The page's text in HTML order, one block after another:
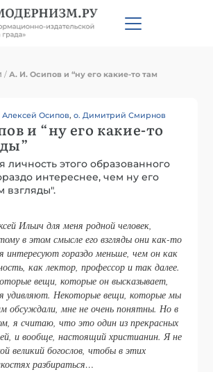
/А. И. Осипов и “ну его какие-то там
Алексей Осипов,о. Димитрий Смирнов
и “ну его какие-то
личность этого образованного
интереснее, чем ну его
взгляды".
Ильич для меня родной человек,
в этом смысле его взгляды они как-то
интересуют гораздо меньше, чем он как
как лектор, профессор и так далее.
вещи, которые он высказывает,
удивляют. Некоторые вещи, которые мы
обсуждали, мне не очень понятны. Но в
я считаю, что это один из прекрасных
и вообще, настоящий христианин. Я не
великий богослов, чтобы в этих
разбираться…